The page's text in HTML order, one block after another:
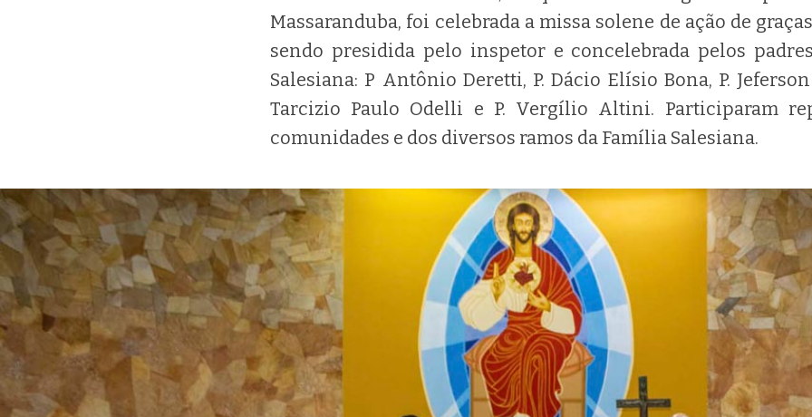
Massaranduba, foi celebrada a missa solene de ação de
sendo presidida pelo inspetor e concelebrada pelos
Salesiana: P Antônio Deretti, P. Dácio Elísio Bona, P.
Tarcizio Paulo Odelli e P. Vergílio Altini. Participaram
comunidades e dos diversos ramos da Família Salesiana.